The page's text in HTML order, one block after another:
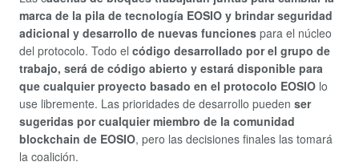
marca de la pila de tecnología EOSIO y brindar seguridad
adicional y desarrollo de nuevas funciones para el núcleo
del protocolo. Todo el código desarrollado por el grupo de
trabajo, será de código abierto y estará disponible para
que cualquier proyecto basado en el protocolo EOSIO lo
use libremente. Las prioridades de desarrollo pueden ser
sugeridas por cualquier miembro de la comunidad
blockchain de EOSIO, pero las decisiones finales las tomará
la coalición.